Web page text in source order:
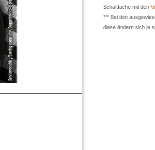
Schaltfäche mit den
*** Bei den
diese ändern sich je